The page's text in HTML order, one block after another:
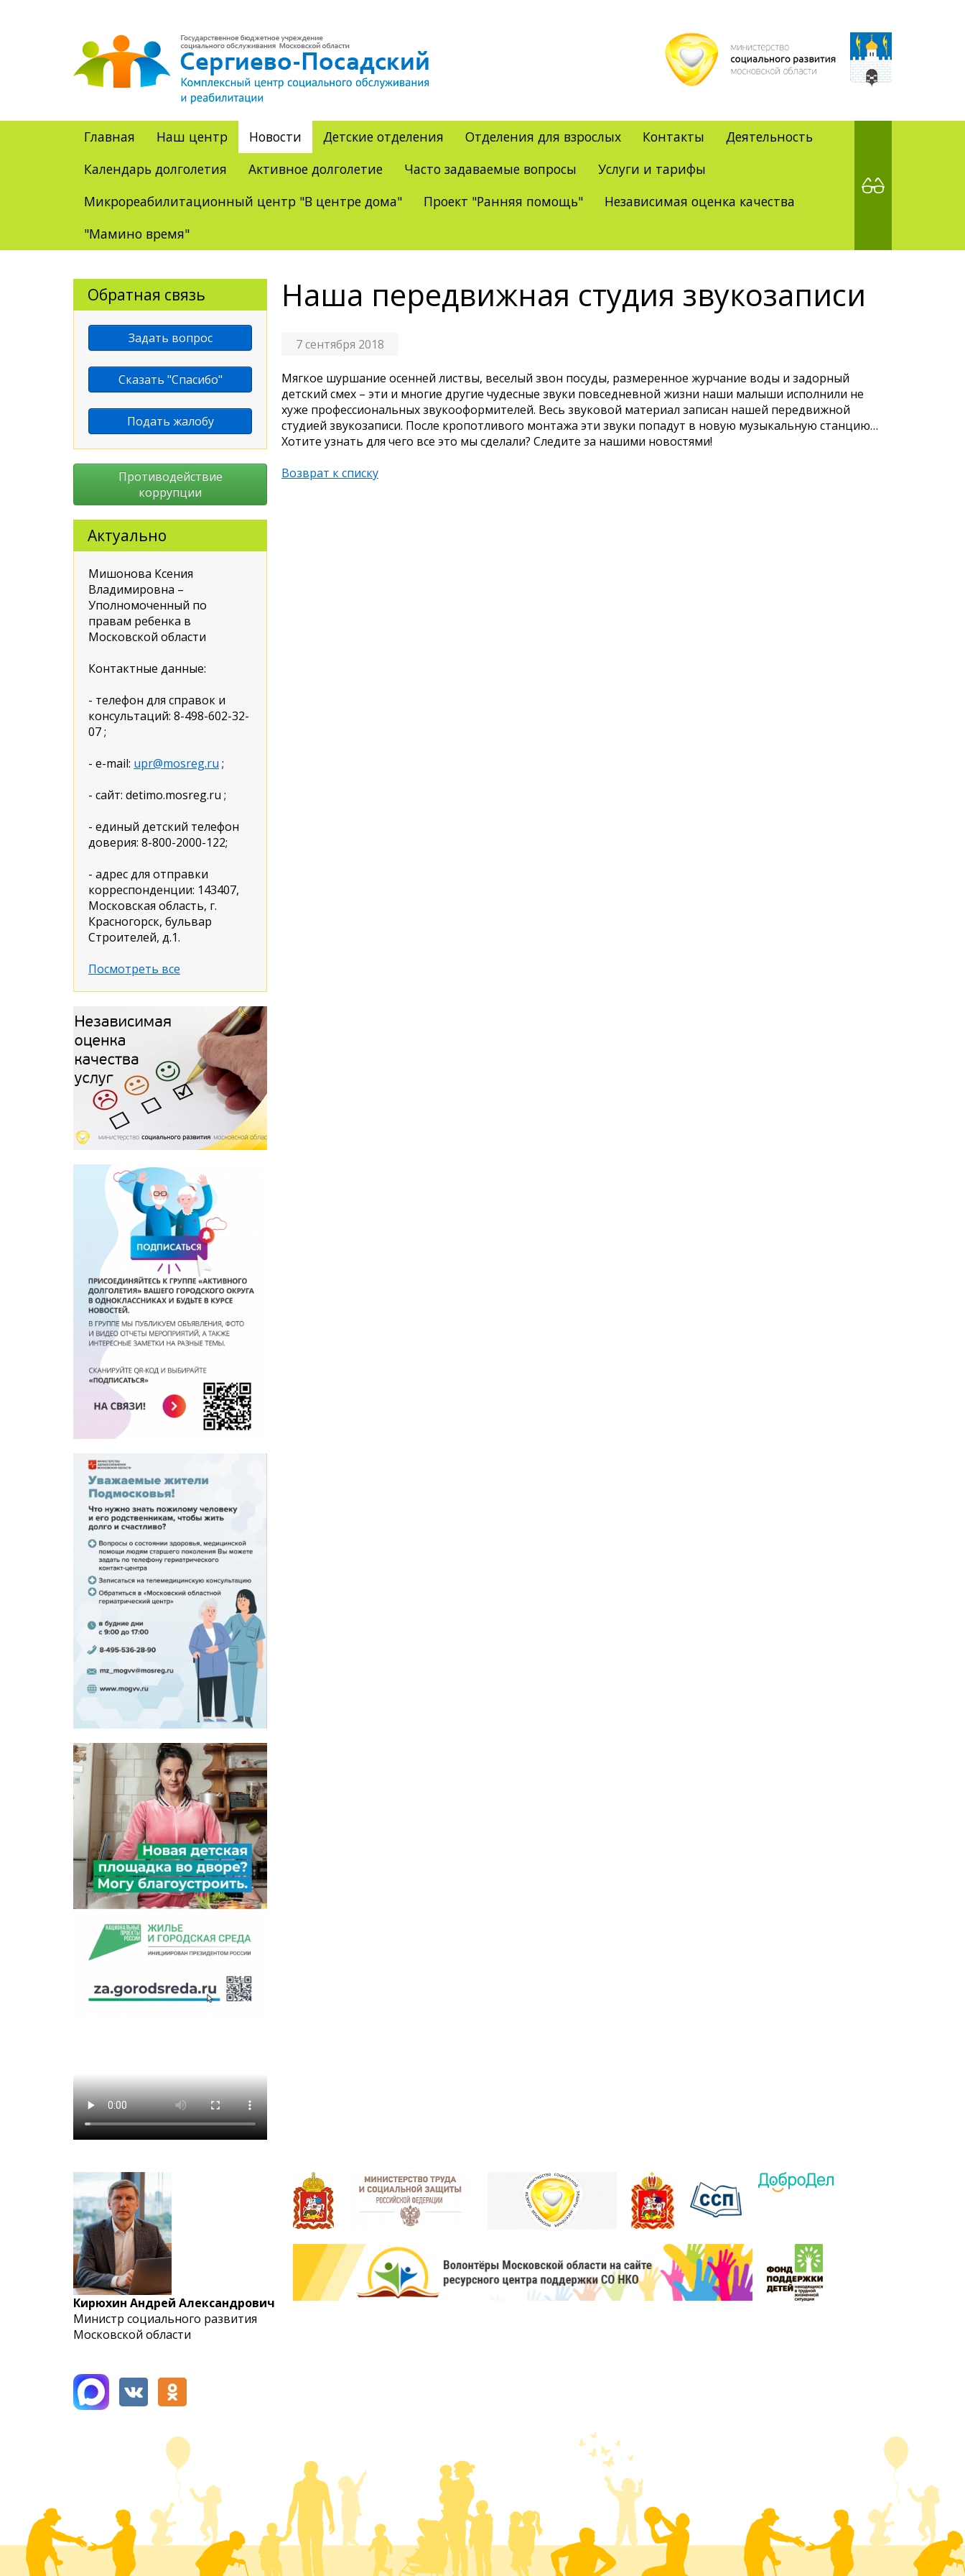
Главная Наш центр Новости Детские отделения Отделения для взрослых Контакты
Деятельность
Календарь долголетия
Активное долголетие Часто задаваемые вопросы
Услуги и тарифы
Микрореабилитационный центр "В центре дома"
Проект "Ранняя помощь"
Независимая оценка качества
"Мамино время"
Наша передвижная студия звукозаписи
7 сентября 2018
Мягкое шуршание осенней листвы, веселый звон посуды, размеренное журчание воды и задорный
детский смех – эти и многие другие чудесные звуки повседневной жизни наши малыши исполнили не
хуже профессиональных звукооформителей. Весь звуковой материал записан нашей передвижной
студией звукозаписи. После кропотливого монтажа эти звуки попадут в новую музыкальную станцию…
Хотите узнать для чего все это мы сделали? Следите за нашими новостями!
Возврат к списку
Обратная связь
Задать вопрос
Сказать "Спасибо"
Подать жалобу
Противодействие
коррупции
Актуально
Мишонова Ксения
Владимировна –
Уполномоченный по
правам ребенка в
Московской области
Контактные данные:
- телефон для справок и
консультаций: 8-498-602-32-
07 ;
- e-mail: upr@mosreg.ru ;
- сайт: detimo.mosreg.ru ;
- единый детский телефон
доверия: 8-800-2000-122;
- адрес для отправки
корреспонденции: 143407,
Московская область, г.
Красногорск, бульвар
Строителей, д.1.
Посмотреть все
Кирюхин Андрей Александрович
Министр социального развития
Московской области